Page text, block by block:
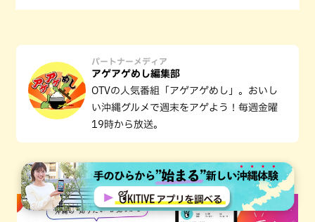
パートナーメディア
アゲアゲめし編集部
OTVの人気番組「アゲアゲめし」。おいし
い沖縄グルメで週末をアゲよう！毎週金曜
19時から放送。